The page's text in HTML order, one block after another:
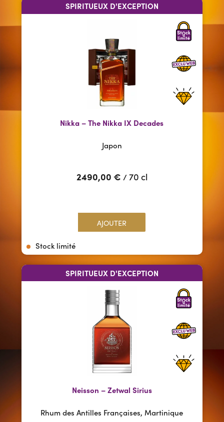
SPIRITUEUX D'EXCEPTION
Nikka – The Nikka IX Decades
Japon
2490,00 € /70 cl
AJOUTER
Stock limité
SPIRITUEUX D'EXCEPTION
Neisson – Zetwal Sirius
Rhum des Antilles Françaises, Martinique